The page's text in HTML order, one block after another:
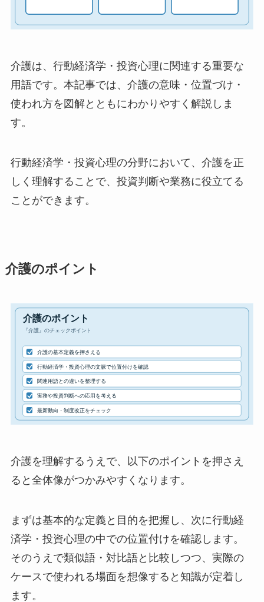
介護は、行動経済学・投資心理に関連する重要な
用語です。本記事では、介護の意味・位置づけ・
使われ方を図解とともにわかりやすく解説しま
す。
行動経済学・投資心理の分野において、介護を正
しく理解することで、投資判断や業務に役立てる
ことができます。
介護のポイント
介護を理解するうえで、以下のポイントを押さえ
ると全体像がつかみやすくなります。
まずは基本的な定義と目的を把握し、次に行動経
済学・投資心理の中での位置付けを確認します。
そのうえで類似語・対比語と比較しつつ、実際の
ケースで使われる場面を想像すると知識が定着し
ます。